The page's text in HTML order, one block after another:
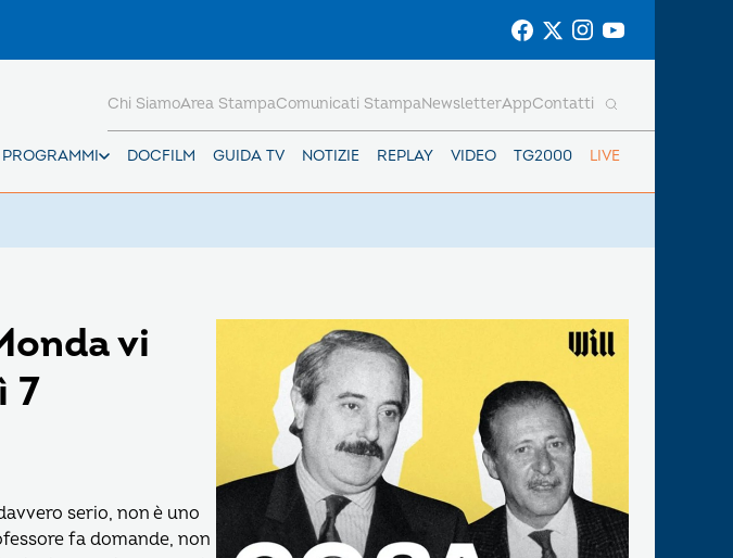
PROGRAMMI DOCFILM GUIDA TV NOTIZIE REPLAY VIDEO TG2000 LIVE
Chi SiamoArea StampaComunicati StampaNewsletterAppContatti
vi
7
serio, non è uno
fa domande, non